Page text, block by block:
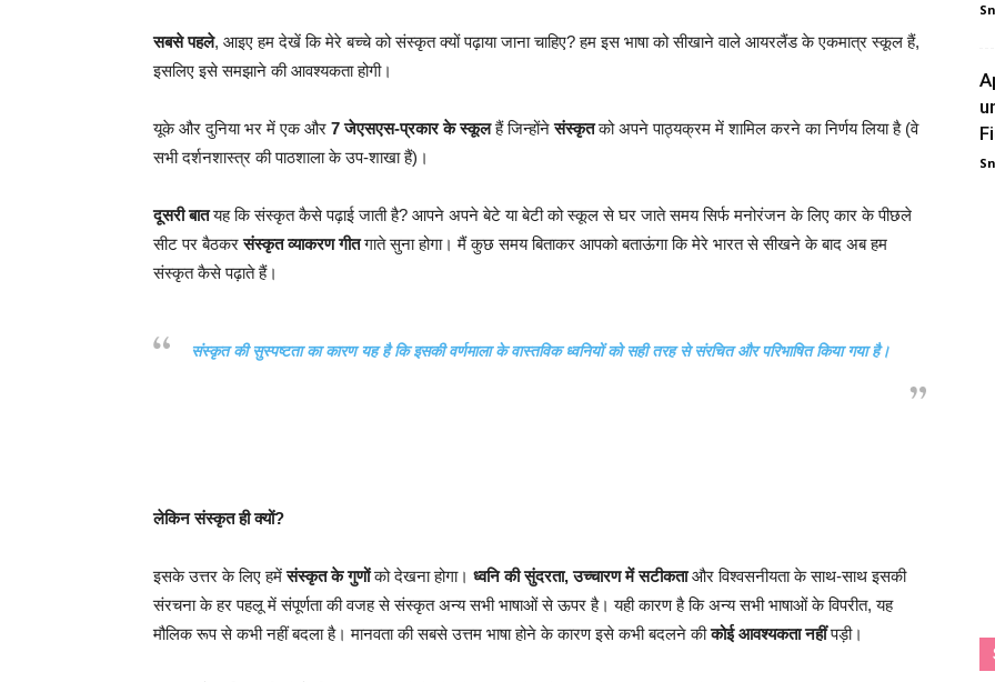
सबसे पहले, आइए हम देखें कि मेरे बच्चे को संस्कृत क्यों पढ़ाया जाना चाहिए? हम इस भाषा को सीखाने वाले आयरलैंड के एकमात्र स्कूल हैं,
इसलिए इसे समझाने की आवश्यकता होगी।
यूके और दुनिया भर में एक और 7 जेएसएस-प्रकार के स्कूलहैं जिन्होंनेसंस्कृतको अपने पाठ्यक्रम में शामिल करने का निर्णय लिया है (वे
सभी दर्शनशास्त्र की पाठशाला के उप-शाखा हैं)।
दूसरी बातयह कि संस्कृत कैसे पढ़ाई जाती है? आपने अपने बेटे या बेटी को स्कूल से घर जाते समय सिर्फ मनोरंजन के लिए कार के पीछले
सीट पर बैठकरसंस्कृत व्याकरण गीतगाते सुना होगा। मैं कुछ समय बिताकर आपको बताऊंगा कि मेरे भारत से सीखने के बाद अब हम
संस्कृत कैसे पढ़ाते हैं।
संस्कृत कीसुस्पष्टताका कारण यह है कि इसकी वर्णमाला केवास्तविक ध्वनियोंको सही तरह से संरचित और परिभाषित किया गया है।
लेकिन संस्कृत ही क्यों?
इसके उत्तर के लिए हमेंसंस्कृत के गुणोंको देखना होगा। ध्वनि की सुंदरता, उच्चारण में सटीकताऔर विश्वसनीयता के साथ-साथ इसकी
संरचना के हर पहलू में संपूर्णता की वजह से संस्कृत अन्य सभी भाषाओं से ऊपर है। यही कारण है कि अन्य सभी भाषाओं के विपरीत, यह
मौलिक रूप से कभी नहीं बदला है। मानवता की सबसे उत्तम भाषा होने के कारण इसे कभी बदलने कीकोई आवश्यकता नहींपड़ी।